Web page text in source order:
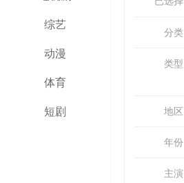
综艺
动漫
体育
短剧
分类
类型
地区
年份
主演